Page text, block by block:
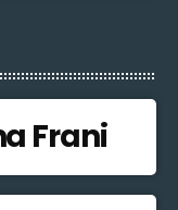
Frani